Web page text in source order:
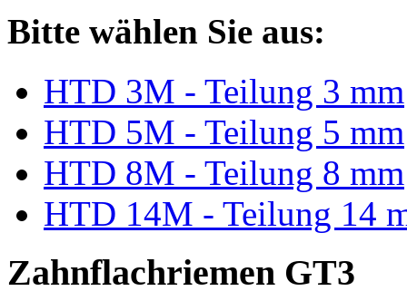
Bitte wählen Sie aus:
HTD 3M - Teilung 3 mm
HTD 5M - Teilung 5 mm
HTD 8M - Teilung 8 mm
HTD 14M - Teilung 14
Zahnflachriemen GT3